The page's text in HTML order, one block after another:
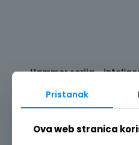
Hammer serija –
6.899,00
MODEL:H4S
Dodaj u
Pristanak
Ova web stranica